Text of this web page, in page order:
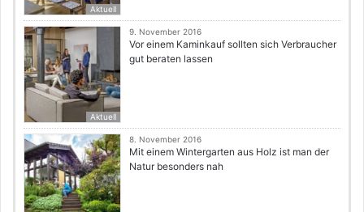
Aktuell
Aktuell
9. November 2016
Vor einem Kaminkauf sollten sich Verbraucher
gut beraten lassen
8. November 2016
Mit einem Wintergarten aus Holz ist man der
Natur besonders nah